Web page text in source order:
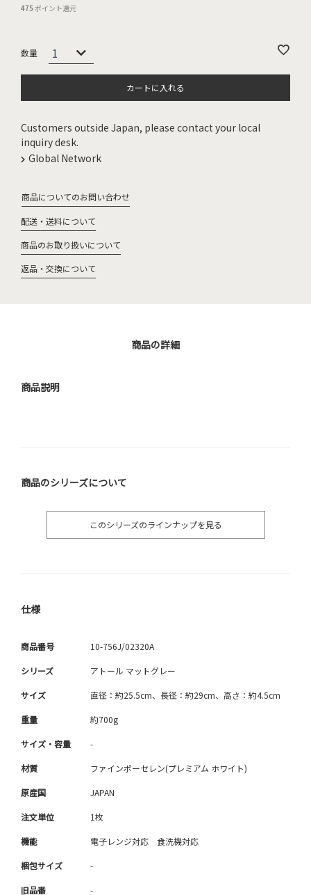
475ポイント還元
カートに入れる
Customers outside Japan, please contact your local
inquiry desk.
Global Network
商品についてのお問い合わせ
配送・送料について
商品のお取り扱いについて
返品・交換について
商品の詳細
商品説明
商品のシリーズについて
このシリーズのラインナップを見る
仕様
商品番号 10-756J/02320A
シリーズ アトール マットグレー
サイズ 直径：約25.5cm、長径：約29cm、高さ：約4.5cm
重量 約700g
サイズ・容量 -
材質 ファインポーセレン(プレミアム ホワイト)
原産国 JAPAN
注文単位 1枚
機能 電子レンジ対応 食洗機対応
梱包サイズ -
旧品番 -